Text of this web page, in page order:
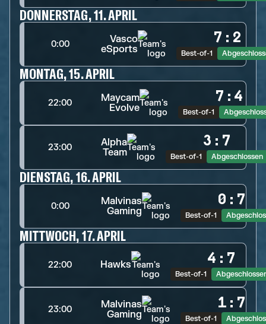
DONNERSTAG, 11. APRIL
0:00
Vasco
eSports
7 : 2
Best-of-1
MONTAG, 15. APRIL
22:00
Maycam
Evolve
7 : 4
Best-of-1
23:00
Alpha
Team
3 : 7
Best-of-1 Abgeschlossen
DIENSTAG, 16. APRIL
0:00
Malvinas
Gaming
0 : 7
Best-of-1
MITTWOCH, 17. APRIL
22:00 Hawks 4 : 7
Best-of-1
23:00
Malvinas
Gaming
1 : 7
Best-of-1